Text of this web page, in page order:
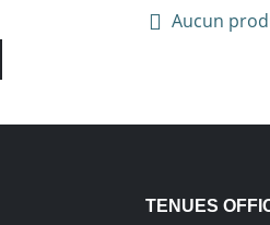
Aucun
TENUES